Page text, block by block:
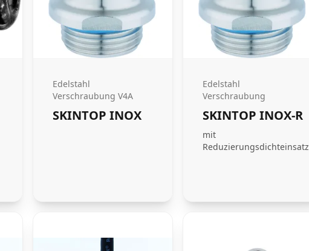
Edelstahl
Verschraubung V4A
SKINTOP INOX
Edelstahl
Verschraubung
SKINTOP INOX-R
mit
Reduzierungsdichteinsatz